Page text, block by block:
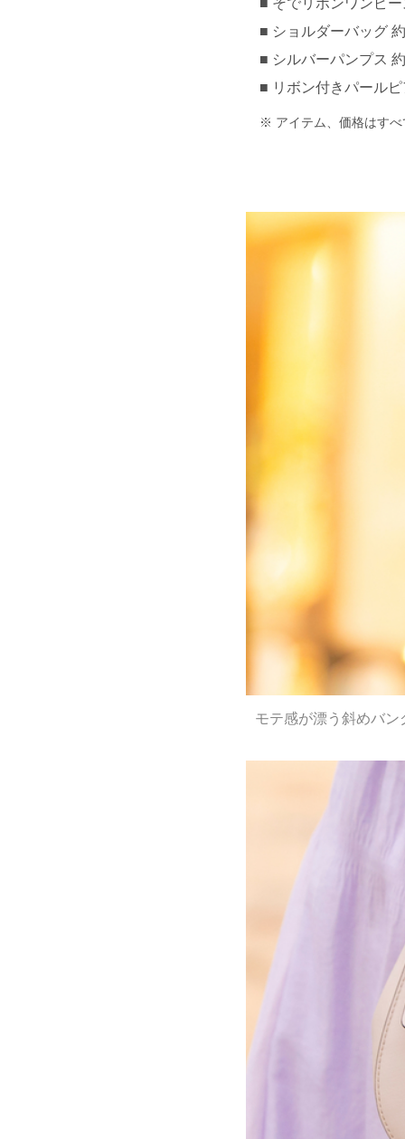
そでリボンワンピ
ショルダーバッグ
シルバーパンプス
リボン付きパール
アイテム、価格はす
モテ感が漂う斜めバ